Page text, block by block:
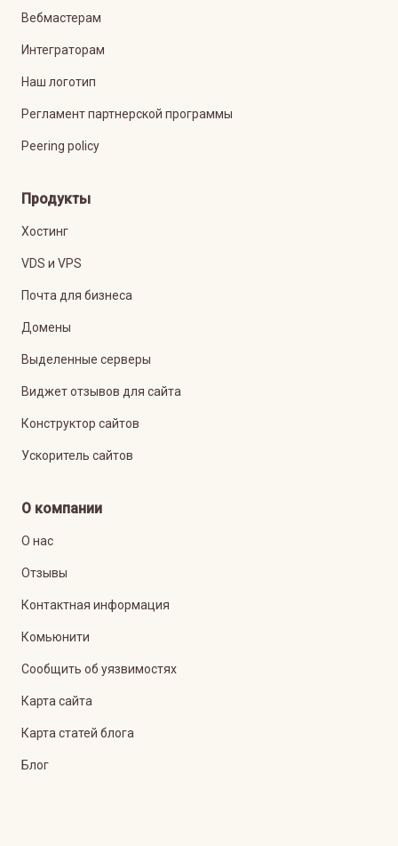
Вебмастерам
Интеграторам
Наш логотип
Регламент партнерской программы
Peering policy
Продукты
Хостинг
VDS и VPS
Почта для бизнеса
Домены
Выделенные серверы
Виджет отзывов для сайта
Конструктор сайтов
Ускоритель сайтов
О компании
О нас
Отзывы
Контактная информация
Комьюнити
Сообщить об уязвимостях
Карта сайта
Карта статей блога
Блог